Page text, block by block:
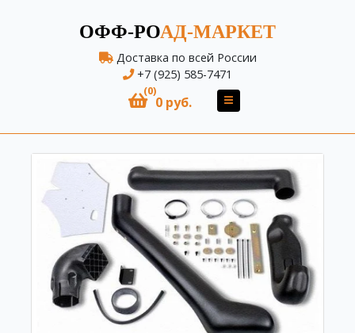
ОФФ-РОАД-МАРКЕТ
Доставка по всей России
+7 (925) 585-7471
(0)
0 руб.